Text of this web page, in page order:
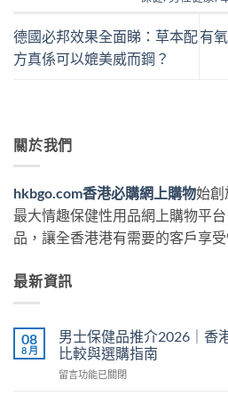
德國必邦效果全面睇：草本配
方真係可以媲美威而鋼？
有
關於我們
hkbgo.com香港必購網上購物始創
最大情趣保健性用品網上購物平
品，讓全香港港有需要的客戶享受
最新資訊
08
8 月
男士保健品推介2026｜香
比較與選購指南
在
留言功能已關閉